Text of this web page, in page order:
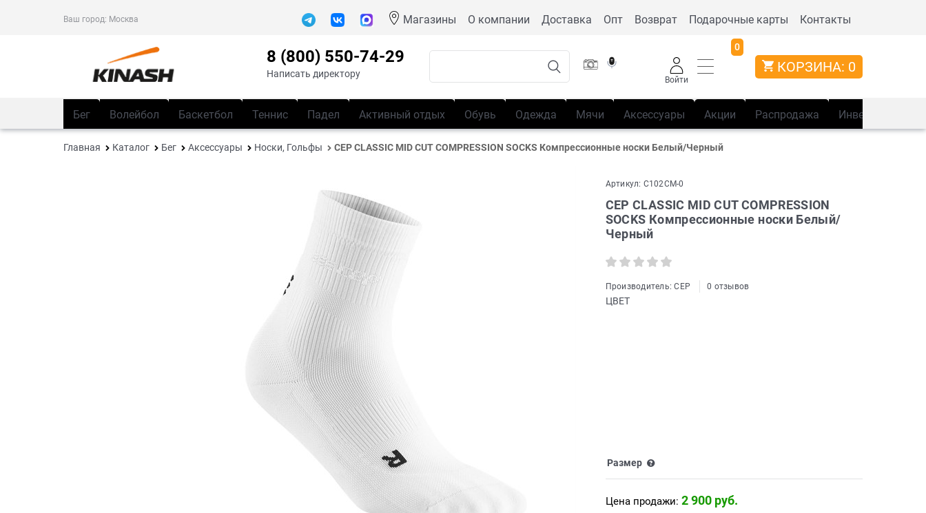
Ваш город: Москва Магазины О компании Доставка Опт Возврат Подарочные карты Контакты
8 (800) 550-74-29
Написать директору
Войти
0
КОРЗИНА: 0
Бег Волейбол Баскетбол Теннис Падел Активный отдых Обувь Одежда Мячи Аксессуары Акции Распродажа Инвентарь
Главная Каталог Бег Аксессуары Носки, Гольфы CEP CLASSIC MID CUT COMPRESSION SOCKS Компрессионные носки Белый/Черный
Артикул: C102CM-0
CEP CLASSIC MID CUT COMPRESSION
SOCKS Компрессионные носки Белый/
Черный
Производитель:CEP 0 отзывов
ЦВЕТ
Размер
Цена продажи: 2 900 руб.